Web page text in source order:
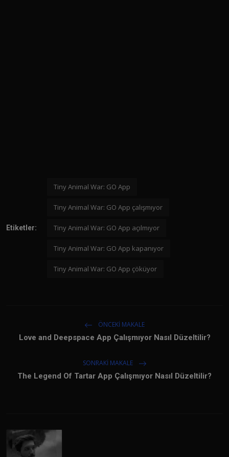
Etiketler:
Tiny Animal War: GO App
Tiny Animal War: GO App çalışmıyor
Tiny Animal War: GO App açılmıyor
Tiny Animal War: GO App kapanıyor
Tiny Animal War: GO App çöküyor
ÖNCEKI MAKALE
Love and Deepspace App Çalışmıyor Nasıl Düzeltilir?
SONRAKI MAKALE
The Legend Of Tartar App Çalışmıyor Nasıl Düzeltilir?